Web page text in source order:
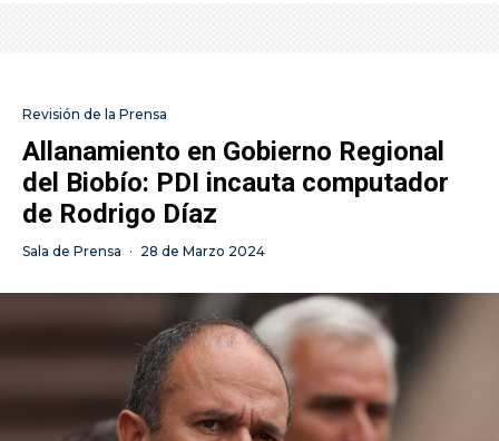
Revisión de la Prensa
Allanamiento en Gobierno Regional
del Biobío: PDI incauta computador
de Rodrigo Díaz
Sala de Prensa · 28 de Marzo 2024